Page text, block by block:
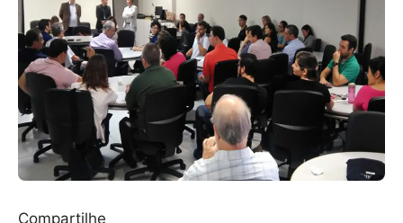
Compartilhe